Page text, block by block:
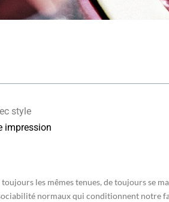
style
impression
les mêmes tenues, de toujours se
normaux qui conditionnent notre